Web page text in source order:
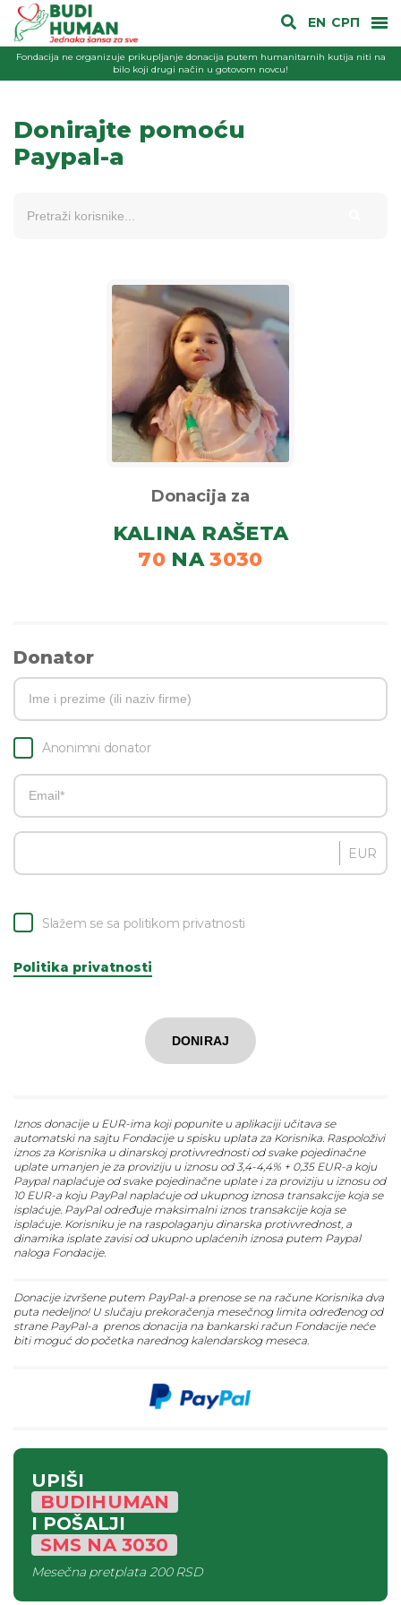
EN СРП
Fondacija ne organizuje prikupljanje donacija putem humanitarnih kutija niti na
bilo koji drugi način u gotovom novcu!
Donirajte pomoću
Paypal-a
Donacija za
KALINA RAŠETA
70 NA 3030
Donator
Anonimni donator
EUR
Slažem se sa politikom privatnosti
Politika privatnosti
DONIRAJ
Iznos donacije u EUR-ima koji popunite u aplikaciji učitava se
automatski na sajtu Fondacije u spisku uplata za Korisnika. Raspoloživi
iznos za Korisnika u dinarskoj protivvrednosti od svake pojedinačne
uplate umanjen je za proviziju u iznosu od 3,4-4,4% + 0,35 EUR-a koju
Paypal naplaćuje od svake pojedinačne uplate i za proviziju u iznosu od
10 EUR-a koju PayPal naplaćuje od ukupnog iznosa transakcije koja se
isplaćuje. PayPal određuje maksimalni iznos transakcije koja se
isplaćuje. Korisniku je na raspolaganju dinarska protivvrednost, a
dinamika isplate zavisi od ukupno uplaćenih iznosa putem Paypal
naloga Fondacije.
Donacije izvršene putem PayPal-a prenose se na račune Korisnika dva
puta nedeljno! U slučaju prekoračenja mesečnog limita određenog od
strane PayPal-a prenos donacija na bankarski račun Fondacije neće
biti moguć do početka narednog kalendarskog meseca.
UPIŠI
BUDIHUMAN
I POŠALJI
SMS NA3030
Mesečna pretplata200 RSD